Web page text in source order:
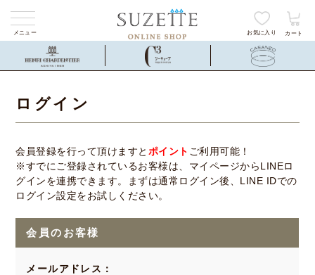
メニュー お気に入り カート
ログイン
会員登録を行って頂けますと ポイント ご利用可能！
※すでにご登録されているお客様は、マイページからLINEロ
グインを連携できます。まずは通常ログイン後、LINE IDでの
ログイン設定をお試しください。
会員のお客様
メールアドレス：